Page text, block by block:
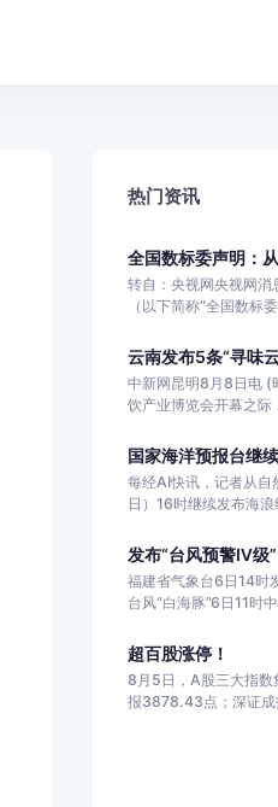
热门资讯
全国数标委声明：
转自：央视网央视网消
（以下简称“全国数标
云南发布5条“寻味
中新网昆明8月8日电 (
饮产业博览会开幕之际
国家海洋预报台继
每经AI快讯，记者从自
日）16时继续发布海
发布“台风预警Ⅳ级
福建省气象台6日14时
台风“白海豚”6日11时
超百股涨停！
8月5日，A股三大指数
报3878.43点；深证成